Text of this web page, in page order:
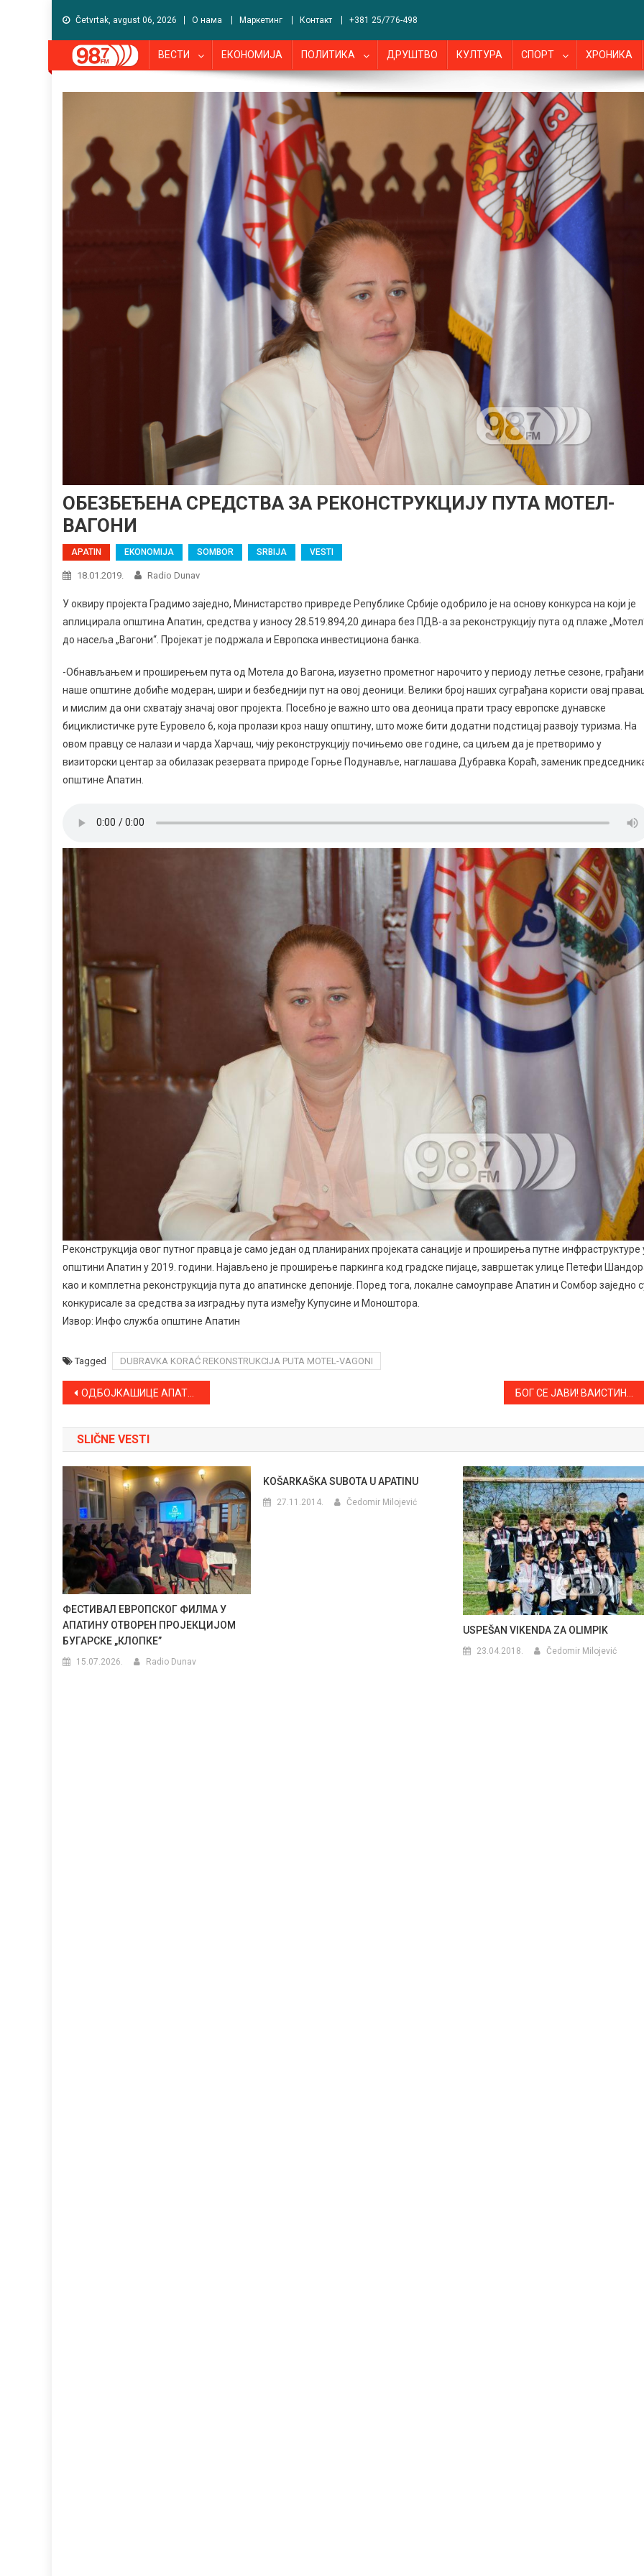
Četvrtak, avgust 06, 2026 О нама Маркетинг Контакт +381 25/776-498
ВЕСТИ ЕКОНОМИЈА ПОЛИТИКА ДРУШТВО КУЛТУРА СПОРТ ХРОНИКА
ОБЕЗБЕЂЕНА СРЕДСТВА ЗА РЕКОНСТРУКЦИЈУ ПУТА МОТЕЛ-
ВАГОНИ
APATIN EKONOMIJA SOMBOR SRBIJA VESTI
18.01.2019. Radio Dunav
У оквиру пројекта Градимо заједно, Министарство привреде Републике Србије одобрило је на основу конкурса на који је
аплицирала општина Апатин, средства у износу 28.519.894,20 динара без ПДВ-а за реконструкцију пута од плаже
до насеља „Вагони“. Пројекат је подржала и Европска инвестициона банка.
-Обнављањем и проширењем пута од Мотела до Вагона, изузетно прометног нарочито у периоду летње сезоне, грађани
наше општине добиће модеран, шири и безбеднији пут на овој деоници. Велики број наших суграђана користи овај
и мислим да они схватају значај овог пројекта. Посебно је важно што ова деоница прати трасу европске дунавске
бициклистичке руте Еуровело 6, која пролази кроз нашу општину, што може бити додатни подстицај развоју туризма. На
овом правцу се налази и чарда Харчаш, чију реконструкцију почињемо ове године, са циљем да је претворимо у
визиторски центар за обилазак резервата природе Горње Подунавље, наглашава Дубравка Kораћ, заменик
општине Апатин.
Реконструкција овог путног правца је само један од планираних пројеката санације и проширења путне инфраструктуре
општини Апатин у 2019. години. Најављено је проширење паркинга код градске пијаце, завршетак улице Петефи
као и комплетна реконструкција пута до апатинске депоније. Поред тога, локалне самоуправе Апатин и Сомбор заједно
конкурисале за средства за изградњу пута између Kупусине и Моноштора.
Извор: Инфо служба општине Апатин
Tagged DUBRAVKA KORAĆ REKONSTRUKCIJA PUTA MOTEL-VAGONI
Kretanje
članka
ОДБОЈКАШИЦЕ АПАТИНА СУТРА У ОСИЈЕКУ
SLIČNE VESTI
ФЕСТИВАЛ ЕВРОПСКОГ ФИЛМА У
АПАТИНУ ОТВОРЕН ПРОЈЕКЦИЈОМ
БУГАРСКЕ „КЛОПКЕ”
15.07.2026. Radio Dunav
KOŠARKAŠKA SUBOTA U APATINU
27.11.2014. Čedomir Milojević
USPEŠAN VIKENDA ZA OLIMPIK
23.04.2018. Čedomir Milojević